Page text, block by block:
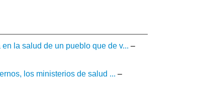
la salud de un pueblo que de v... –
los ministerios de salud ... –